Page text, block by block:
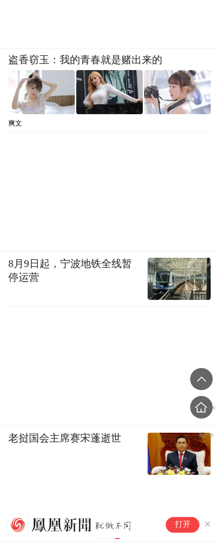
打开
盗香窃玉：我的青春就是赌出来的
爽文
8月9日起，宁波地铁全线暂
停运营
老挝国会主席赛宋蓬逝世